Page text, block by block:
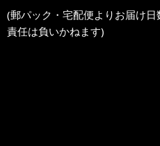
(郵パック・宅配便よりお届け
責任は負いかねます)